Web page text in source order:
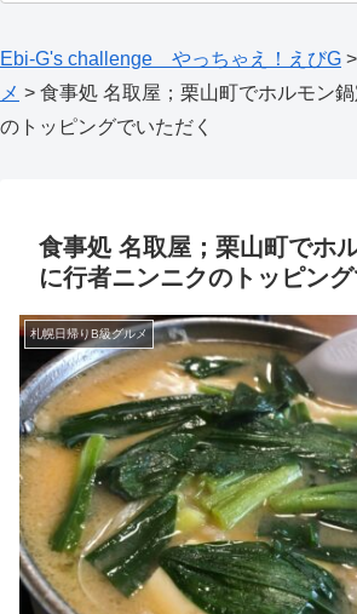
Ebi-G's challenge やっちゃえ！えびG >
メ > 食事処 名取屋；栗山町でホルモン
のトッピングでいただく
食事処 名取屋；栗山町でホ
に行者ニンニクのトッピング
札幌日帰りB級グルメ